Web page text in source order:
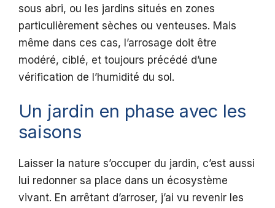
sous abri, ou les jardins situés en zones
particulièrement sèches ou venteuses. Mais
même dans ces cas, l’arrosage doit être
modéré, ciblé, et toujours précédé d’une
vérification de l’humidité du sol.
Un jardin en phase avec les
saisons
Laisser la nature s’occuper du jardin, c’est aussi
lui redonner sa place dans un écosystème
vivant. En arrêtant d’arroser, j’ai vu revenir les